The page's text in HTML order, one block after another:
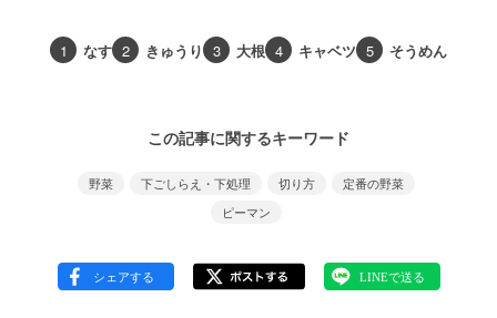
1 なす 2 きゅうり 3 大根 4 キャベツ 5 そうめん
この記事に関するキーワード
野菜 下ごしらえ・下処理 切り方
定番の野菜
ピーマン